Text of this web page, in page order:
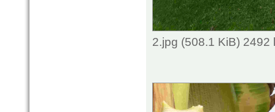
2.jpg (508.1 KiB) 2492